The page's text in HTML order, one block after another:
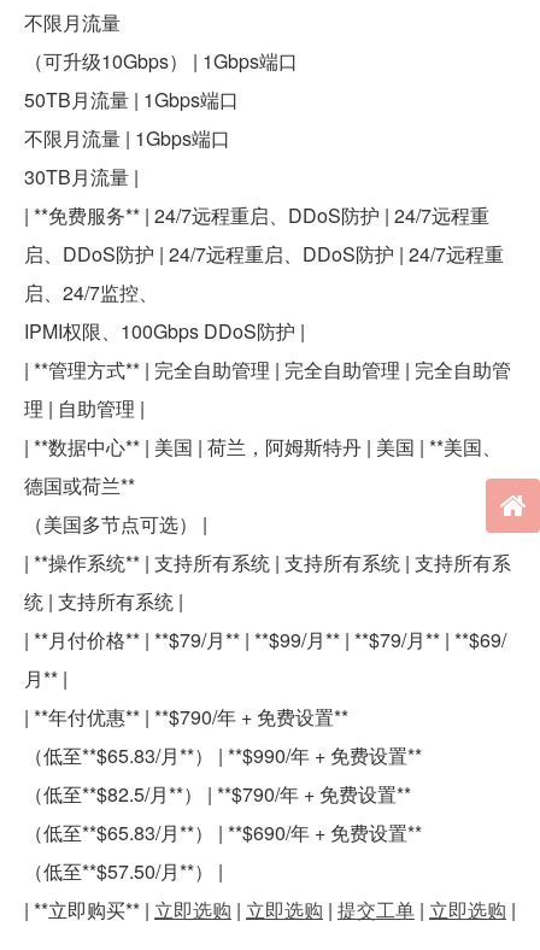
不限月流量
（可升级10Gbps） | 1Gbps端口
50TB月流量 | 1Gbps端口
不限月流量 | 1Gbps端口
30TB月流量 |
| **免费服务** | 24/7远程重启、DDoS防护 | 24/7远程重
启、DDoS防护 | 24/7远程重启、DDoS防护 | 24/7远程重
启、24/7监控、
IPMI权限、100Gbps DDoS防护 |
| **管理方式** | 完全自助管理 | 完全自助管理 | 完全自助管
理 | 自助管理 |
| **数据中心** | 美国 | 荷兰，阿姆斯特丹 | 美国 | **美国、
德国或荷兰**
（美国多节点可选） |
| **操作系统** | 支持所有系统 | 支持所有系统 | 支持所有系
统 | 支持所有系统 |
| **月付价格** | **$79/月** | **$99/月** | **$79/月** | **$69/
月** |
| **年付优惠** | **$790/年 + 免费设置**
（低至**$65.83/月**） | **$990/年 + 免费设置**
（低至**$82.5/月**） | **$790/年 + 免费设置**
（低至**$65.83/月**） | **$690/年 + 免费设置**
（低至**$57.50/月**） |
| **立即购买** | 立即选购 | 立即选购 | 提交工单 | 立即选购 |